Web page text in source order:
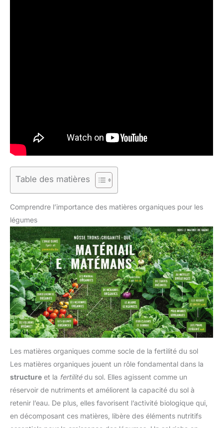
Table des matières
Comprendre l’importance des matières organiques pour les
légumes
Les matières organiques comme socle de la fertilité du sol
Les matières organiques jouent un rôle fondamental dans la
structure et la fertilitédu sol. Elles agissent comme un
réservoir de nutriments et améliorent la capacité du sol à
retenir l’eau. De plus, elles favorisent l’activité biologique qui,
en décomposant ces matières, libère des éléments nutritifs